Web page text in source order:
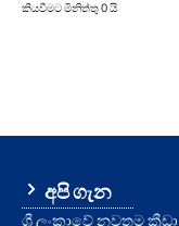
කියවීමට මිනිත්තු 0 යි
අපි ගැන
ශ්‍රී ලංකාවේ නවතම